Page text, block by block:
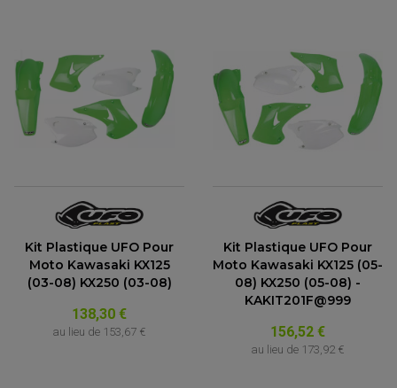
Kit Plastique UFO Pour
Moto Kawasaki KX125
(03-08) KX250 (03-08)
138,30 €
au lieu de 153,67 €
Kit Plastique UFO Pour
Moto Kawasaki KX125 (05-
08) KX250 (05-08) -
KAKIT201F@999
156,52 €
au lieu de 173,92 €